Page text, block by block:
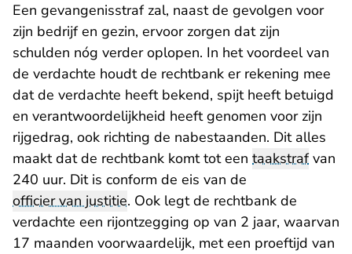
Een gevangenisstraf zal, naast de gevolgen voor
zijn bedrijf en gezin, ervoor zorgen dat zijn
schulden nóg verder oplopen. In het voordeel van
de verdachte houdt de rechtbank er rekening mee
dat de verdachte heeft bekend, spijt heeft betuigd
en verantwoordelijkheid heeft genomen voor zijn
rijgedrag, ook richting de nabestaanden. Dit alles
maakt dat de rechtbank komt tot een taakstrafvan
240 uur. Dit is conform de eis van de
officier van justitie. Ook legt de rechtbank de
verdachte een rijontzegging op van 2 jaar, waarvan
17 maanden voorwaardelijk, met een proeftijd van